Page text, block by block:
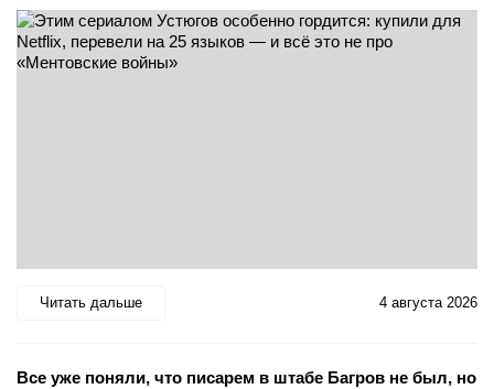
Читать дальше 4 августа 2026
Все уже поняли, что писарем в штабе Багров не был, но